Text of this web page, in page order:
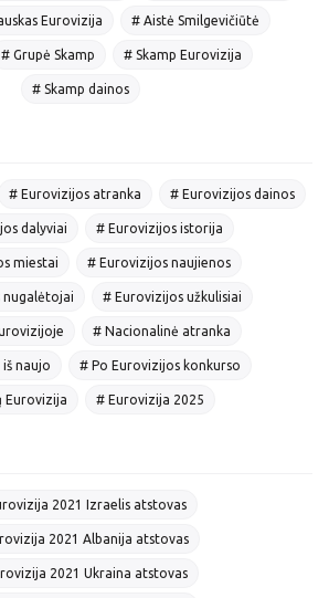
Eurovizija # Aistė Smilgevičiūtė
# Grupė Skamp # Skamp Eurovizija
# Skamp dainos
# Eurovizijos atranka # Eurovizijos dainos
dalyviai # Eurovizijos istorija
miestai # Eurovizijos naujienos
nugalėtojai # Eurovizijos užkulisiai
# Nacionalinė atranka
naujo # Po Eurovizijos konkurso
Eurovizija # Eurovizija 2025
2021 Izraelis atstovas
2021 Albanija atstovas
2021 Ukraina atstovas